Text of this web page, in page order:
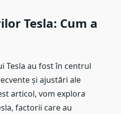
Tesla: Cum a
Tesla au fost în centrul
și ajustări ale
articol, vom explora
factorii care au